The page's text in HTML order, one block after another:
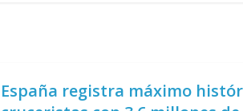
España registra máximo